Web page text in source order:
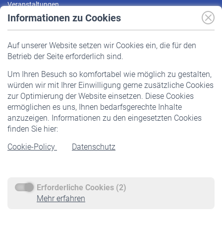
Informationen zu Cookies
Auf unserer Website setzen wir Cookies ein, die für den
Betrieb der Seite erforderlich sind.
Um Ihren Besuch so komfortabel wie möglich zu gestalten,
würden wir mit Ihrer Einwilligung gerne zusätzliche Cookies
zur Optimierung der Website einsetzen. Diese Cookies
ermöglichen es uns, Ihnen bedarfsgerechte Inhalte
anzuzeigen. Informationen zu den eingesetzten Cookies
finden Sie hier:
Cookie-Policy
Datenschutz
Erforderliche Cookies (2)
Mehr erfahren
Veranstaltungen
Pflichtversicherung
Staatliche Förderung
Veranstaltungen
Rentner
Rentenbeginn
Rente beantragen
Service
Informationen